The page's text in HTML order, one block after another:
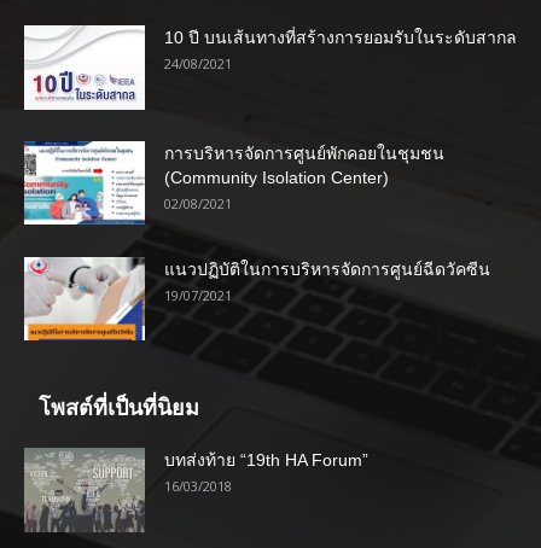
10 ปี บนเส้นทางที่สร้างการยอมรับในระดับสากล
24/08/2021
การบริหารจัดการศูนย์พักคอยในชุมชน
(Community Isolation Center)
02/08/2021
แนวปฏิบัติในการบริหารจัดการศูนย์ฉีดวัคซีน
19/07/2021
โพสต์ที่เป็นที่นิยม
บทส่งท้าย “19th HA Forum”
16/03/2018